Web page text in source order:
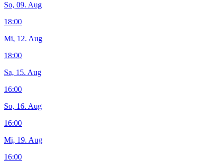
So, 09. Aug
18:00
Mi, 12. Aug
18:00
Sa, 15. Aug
16:00
So, 16. Aug
16:00
Mi, 19. Aug
16:00